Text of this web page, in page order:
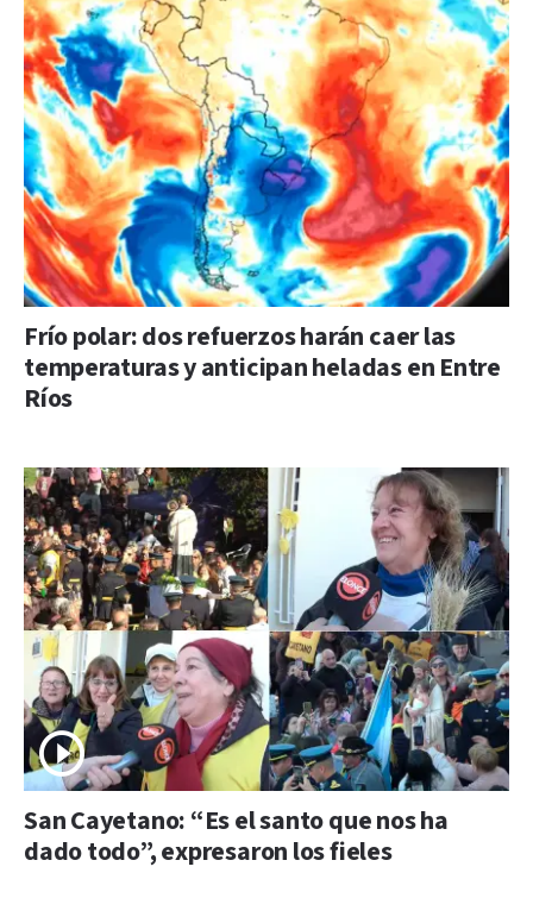
Frío polar: dos refuerzos harán caer las
temperaturas y anticipan heladas en Entre
Ríos
San Cayetano: “Es el santo que nos ha
dado todo”, expresaron los fieles